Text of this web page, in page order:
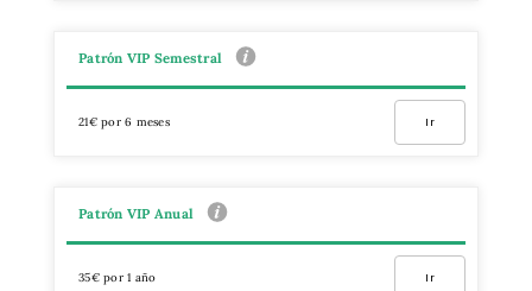
Patrón VIP Semestral
21€ por 6 meses Ir
Patrón VIP Anual
35€ por 1 año Ir